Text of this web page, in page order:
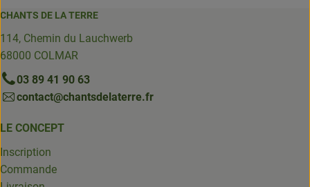
CHANTS DE LA TERRE
114, Chemin du Lauchwerb
68000 COLMAR
03 89 41 90 63
contact@chantsdelaterre.fr
LE CONCEPT
Inscription
Commande